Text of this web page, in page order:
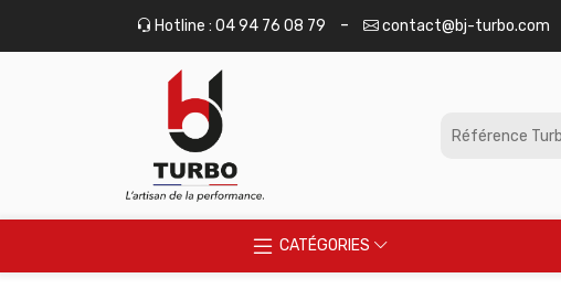
Hotline : 04 94 76 08 79 - contact@bj-turbo.com
CATÉGORIES
Panneau de gestion des cookies